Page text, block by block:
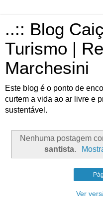
..:: Blog
Turismo |
Marchesini
Este blog é o ponto de
curtem a vida ao ar livre e
sustentável.
Nenhuma postagem
santista.
Ver